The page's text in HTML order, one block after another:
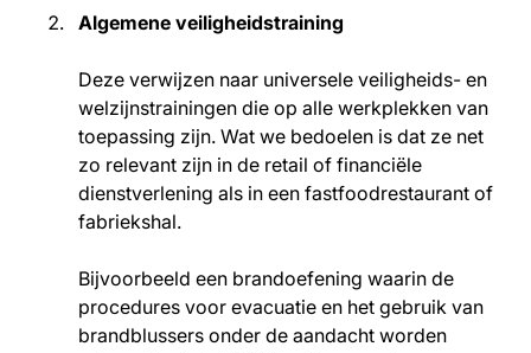
Algemene veiligheidstraining
Deze verwijzen naar universele veiligheids- en
welzijnstrainingen die op alle werkplekken van
toepassing zijn. Wat we bedoelen is dat ze net
zo relevant zijn in de retail of financiële
dienstverlening als in een fastfoodrestaurant of
fabriekshal.
Bijvoorbeeld een brandoefening waarin de
procedures voor evacuatie en het gebruik van
brandblussers onder de aandacht worden